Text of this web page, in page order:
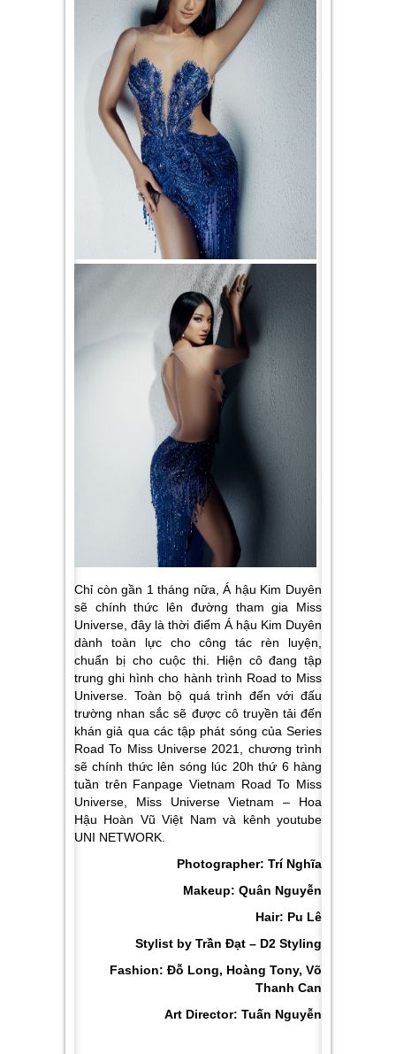
Chỉ còn gần 1 tháng nữa, Á hậu Kim Duyên
sẽ chính thức lên đường tham gia Miss
Universe, đây là thời điểm Á hậu Kim Duyên
dành toàn lực cho công tác rèn luyện,
chuẩn bị cho cuộc thi. Hiện cô đang tập
trung ghi hình cho hành trình Road to Miss
Universe. Toàn bộ quá trình đến với đấu
trường nhan sắc sẽ được cô truyền tải đến
khán giả qua các tập phát sóng của Series
Road To Miss Universe 2021, chương trình
sẽ chính thức lên sóng lúc 20h thứ 6 hàng
tuần trên Fanpage Vietnam Road To Miss
Universe, Miss Universe Vietnam – Hoa
Hậu Hoàn Vũ Việt Nam và kênh youtube
UNI NETWORK.
Photographer: Trí Nghĩa
Makeup: Quân Nguyễn
Hair: Pu Lê
Stylist by Trần Đạt – D2 Styling
Fashion: Đỗ Long, Hoàng Tony, Võ
Thanh Can
Art Director: Tuấn Nguyễn